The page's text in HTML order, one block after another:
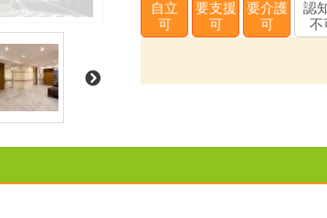
自立
可
要支援
可
要介護
可
認
不